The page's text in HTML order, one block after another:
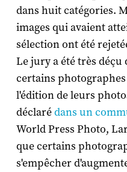
dans huit catégories.
images qui avaient
sélection ont été
Le jury a été très
certains
l'édition de leurs
déclarédans un
World Press Photo,
que certains
s'empêcher